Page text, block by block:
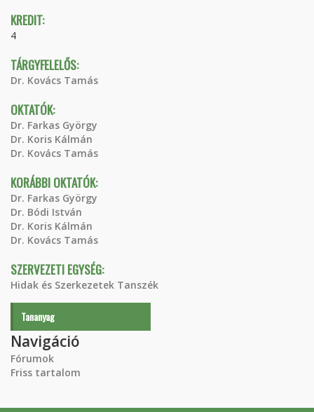
KREDIT:
4
TÁRGYFELELŐS:
Dr. Kovács Tamás
OKTATÓK:
Dr. Farkas György
Dr. Koris Kálmán
Dr. Kovács Tamás
KORÁBBI OKTATÓK:
Dr. Farkas György
Dr. Bódi István
Dr. Koris Kálmán
Dr. Kovács Tamás
SZERVEZETI EGYSÉG:
Hidak és Szerkezetek Tanszék
Tananyag
Navigáció
Fórumok
Friss tartalom